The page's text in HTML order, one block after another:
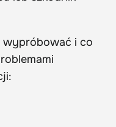
wypróbować i co